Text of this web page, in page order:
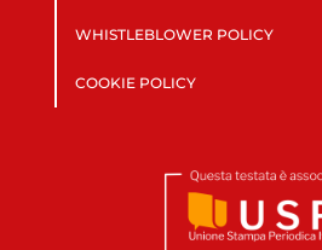
WHISTLEBLOWER POLICY
COOKIE POLICY